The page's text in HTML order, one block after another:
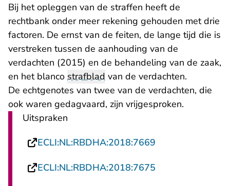
Bij het opleggen van de straffen heeft de
rechtbank onder meer rekening gehouden met drie
factoren. De ernst van de feiten, de lange tijd die is
verstreken tussen de aanhouding van de
verdachten (2015) en de behandeling van de zaak,
en het blanco strafblad van de verdachten.
De echtgenotes van twee van de verdachten, die
ook waren gedagvaard, zijn vrijgesproken.
Uitspraken
ECLI:NL:RBDHA:2018:7669
ECLI:NL:RBDHA:2018:7675